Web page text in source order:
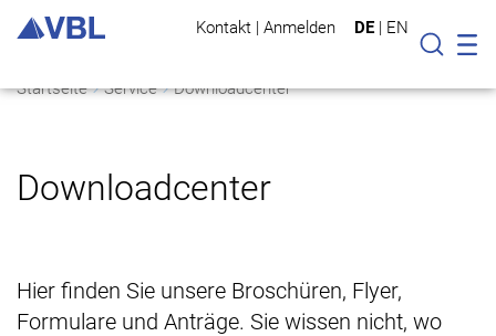
Kontakt | Anmelden DE | EN
Suche
Startseite Service Downloadcenter
Downloadcenter
Hier finden Sie unsere Broschüren, Flyer,
Formulare und Anträge. Sie wissen nicht, wo